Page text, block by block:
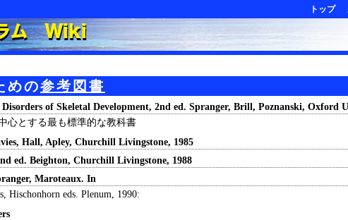
トップ
めの参考図書
of Skeletal Development, 2nd ed. Spranger, Brill, Poznanski, Oxford
心とする最も標準的な教科書
Hall, Apley, Churchill Livingstone, 1985
ed. Beighton, Churchill Livingstone, 1988
Maroteaux. In
Hischonhorn eds. Plenum, 1990: